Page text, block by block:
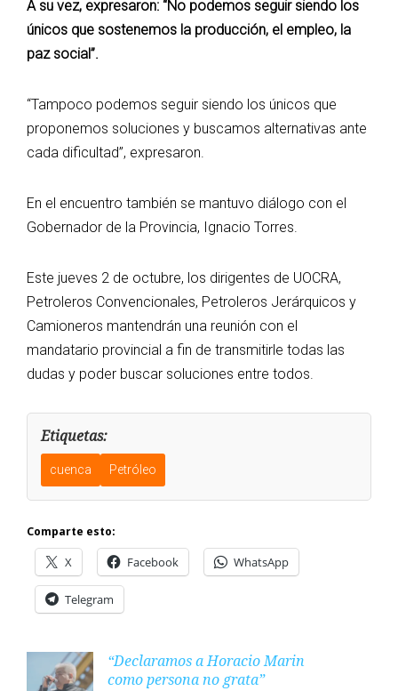
A su vez, expresaron: “No podemos seguir siendo los
únicos que sostenemos la producción, el empleo, la
paz social”.
“Tampoco podemos seguir siendo los únicos que
proponemos soluciones y buscamos alternativas ante
cada dificultad”, expresaron.
En el encuentro también se mantuvo diálogo con el
Gobernador de la Provincia, Ignacio Torres.
Este jueves 2 de octubre, los dirigentes de UOCRA,
Petroleros Convencionales, Petroleros Jerárquicos y
Camioneros mantendrán una reunión con el
mandatario provincial a fin de transmitirle todas las
dudas y poder buscar soluciones entre todos.
Etiquetas:
cuenca Petróleo
Comparte esto:
X Facebook WhatsApp
Telegram
“Declaramos a Horacio Marin
como persona no grata”